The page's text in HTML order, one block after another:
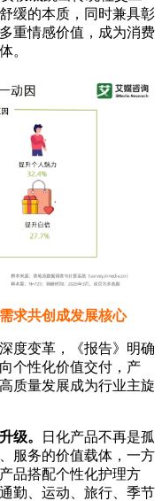
缓的本质，同时兼具彰
重情感价值，成为消费
。
求共创成发展核心
变革，《报告》明确
个性化价值交付，产
质量发展成为行业主旋
级。
日化产品不再是孤
服务的价值载体，一方
品搭配个性化护理方
勤、运动、旅行、季节